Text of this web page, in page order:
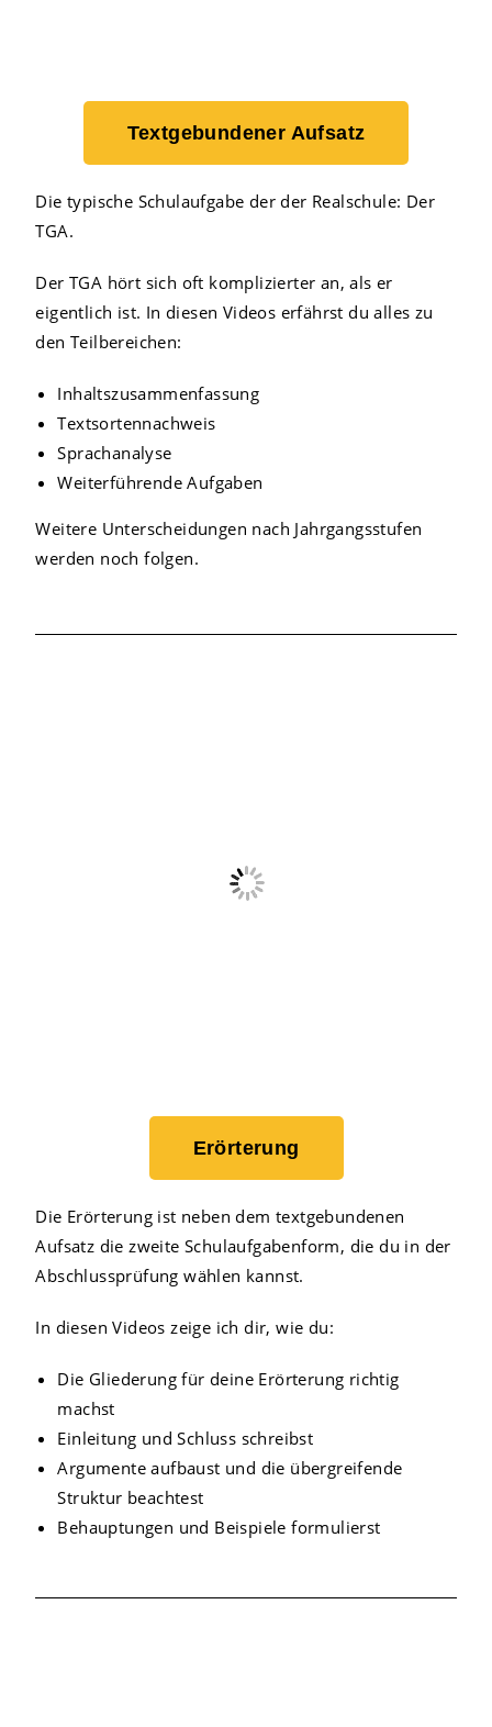
Textgebundener Aufsatz
Die typische Schulaufgabe der der Realschule: Der
TGA.
Der TGA hört sich oft komplizierter an, als er
eigentlich ist. In diesen Videos erfährst du alles zu
den Teilbereichen:
Inhaltszusammenfassung
Textsortennachweis
Sprachanalyse
Weiterführende Aufgaben
Weitere Unterscheidungen nach Jahrgangsstufen
werden noch folgen.
Erörterung
Die Erörterung ist neben dem textgebundenen
Aufsatz die zweite Schulaufgabenform, die du in der
Abschlussprüfung wählen kannst.
In diesen Videos zeige ich dir, wie du:
Die Gliederung für deine Erörterung richtig
machst
Einleitung und Schluss schreibst
Argumente aufbaust und die übergreifende
Struktur beachtest
Behauptungen und Beispiele formulierst